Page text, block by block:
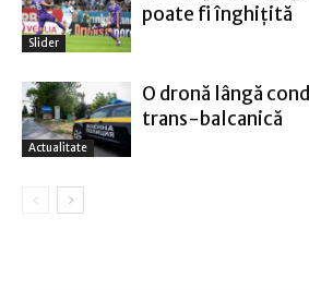
Slider
poate fi înghiţită
Actualitate
O dronă lângă
trans-balcanică